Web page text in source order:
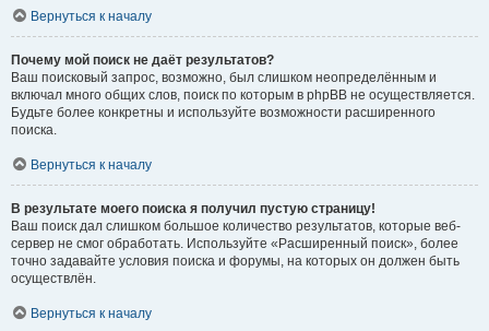
Вернуться к началу
Почему мой поиск не даёт результатов?
Ваш поисковый запрос, возможно, был слишком неопределённым и
включал много общих слов, поиск по которым в phpBB не осуществляется.
Будьте более конкретны и используйте возможности расширенного
поиска.
Вернуться к началу
В результате моего поиска я получил пустую страницу!
Ваш поиск дал слишком большое количество результатов, которые веб-
сервер не смог обработать. Используйте «Расширенный поиск», более
точно задавайте условия поиска и форумы, на которых он должен быть
осуществлён.
Вернуться к началу